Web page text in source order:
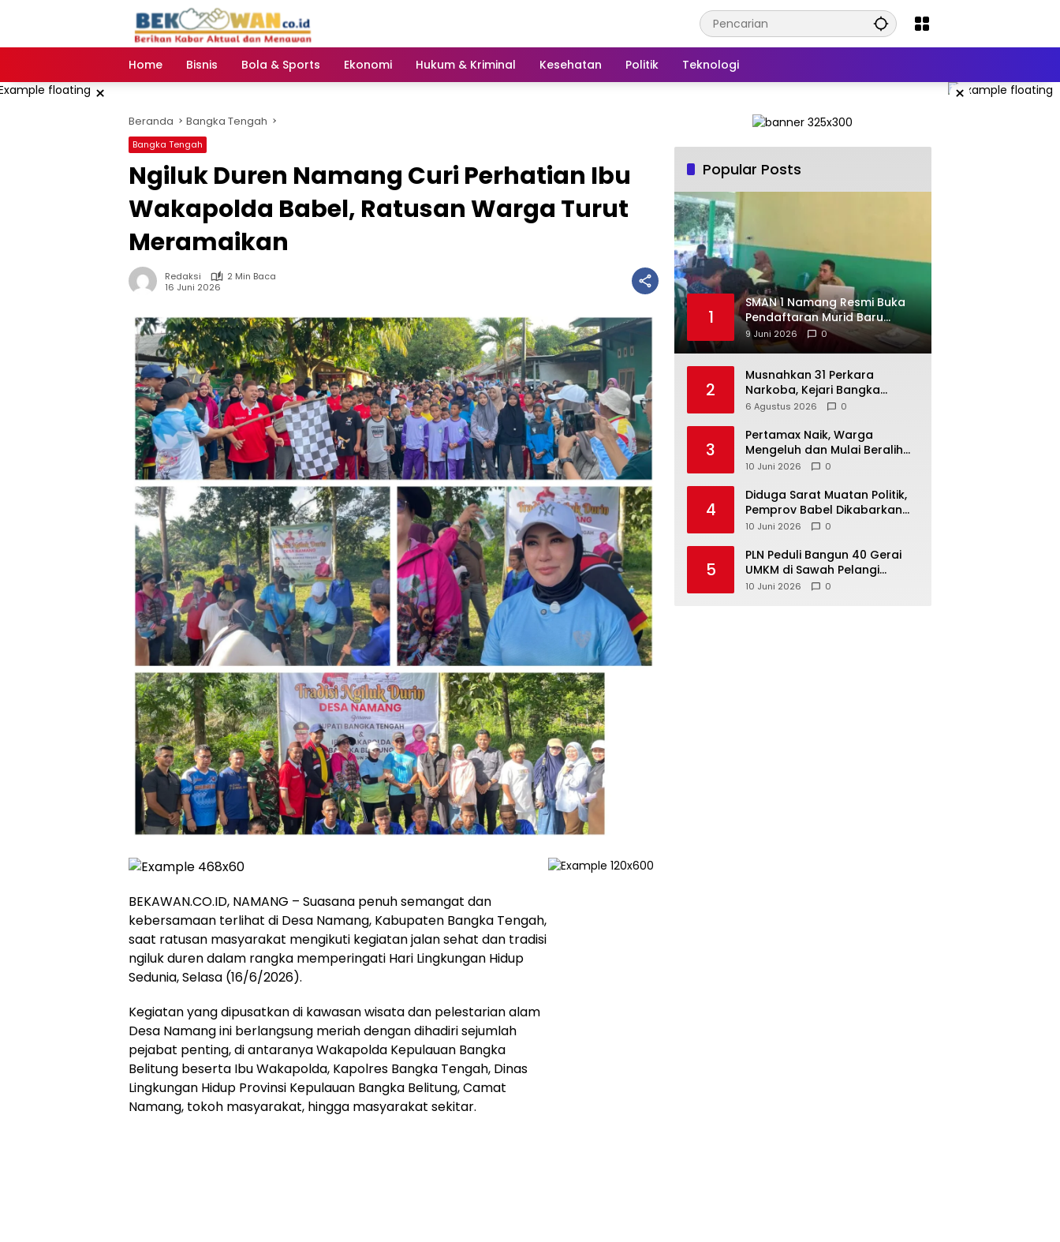
Home
Bisnis Bola & Sports Ekonomi Hukum & Kriminal Kesehatan Politik Teknologi
× ×
Beranda Bangka Tengah
Bangka Tengah
‎Ngiluk Duren Namang Curi Perhatian Ibu
Wakapolda Babel, Ratusan Warga Turut
Meramaikan
Redaksi
2 Min Baca
16 Juni 2026
‎BEKAWAN.CO.ID, NAMANG – Suasana penuh semangat dan
kebersamaan terlihat di Desa Namang, Kabupaten Bangka Tengah,
saat ratusan masyarakat mengikuti kegiatan jalan sehat dan tradisi
ngiluk duren dalam rangka memperingati Hari Lingkungan Hidup
Sedunia, Selasa (16/6/2026).
‎Kegiatan yang dipusatkan di kawasan wisata dan pelestarian alam
Desa Namang ini berlangsung meriah dengan dihadiri sejumlah
pejabat penting, di antaranya Wakapolda Kepulauan Bangka
Belitung beserta Ibu Wakapolda, Kapolres Bangka Tengah, Dinas
Lingkungan Hidup Provinsi Kepulauan Bangka Belitung, Camat
Namang, tokoh masyarakat, hingga masyarakat sekitar.
Popular Posts
1
SMAN 1 Namang Resmi Buka
Pendaftaran Murid Baru
2026/2027
9 Juni 2026 0
2
Musnahkan 31 Perkara
Narkoba, Kejari Bangka
Tengah Tegaskan Komitmen
Tuntas
6 Agustus 2026 0
3
‎Pertamax Naik, Warga
Mengeluh dan Mulai Beralih
ke Pertalite Meski Harus Antre
10 Juni 2026 0
4
‎Diduga Sarat Muatan Politik,
Pemprov Babel Dikabarkan
Lakukan Rotasi Besar-
10 Juni 2026 0
5
‎PLN Peduli Bangun 40 Gerai
UMKM di Sawah Pelangi
Namang, Dorong
10 Juni 2026 0